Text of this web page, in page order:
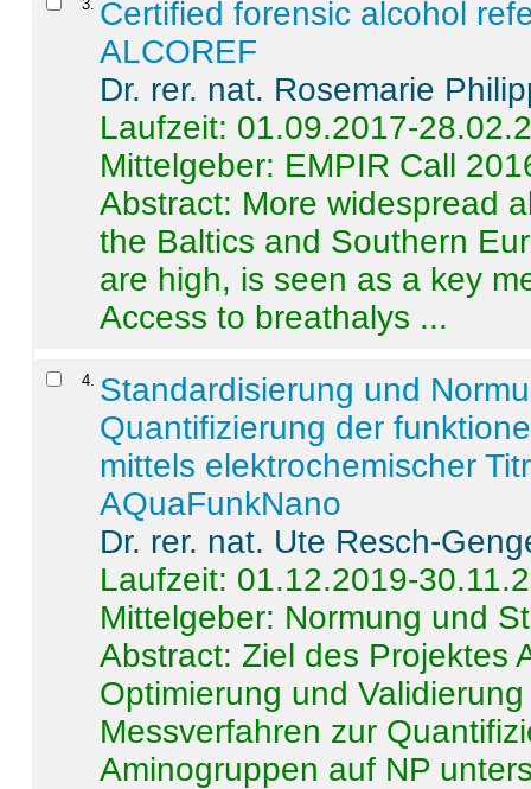
3 Certified forensic alcohol
ALCOREF
Dr. rer. nat. Rosemarie
Laufzeit: 01.09.2017-
Mittelgeber: EMPIR Call
Abstract: More widespread
the Baltics and Southern
are high, is seen as a key
Access to breathalys ...
4 Standardisierung und
Quantifizierung der
mittels elektrochemischer
AQuaFunkNano
Dr. rer. nat. Ute Resch-
Laufzeit: 01.12.2019-
Mittelgeber: Normung und
Abstract:Ziel des Projektes
Optimierung und
Messverfahren zur
Aminogruppen auf NP